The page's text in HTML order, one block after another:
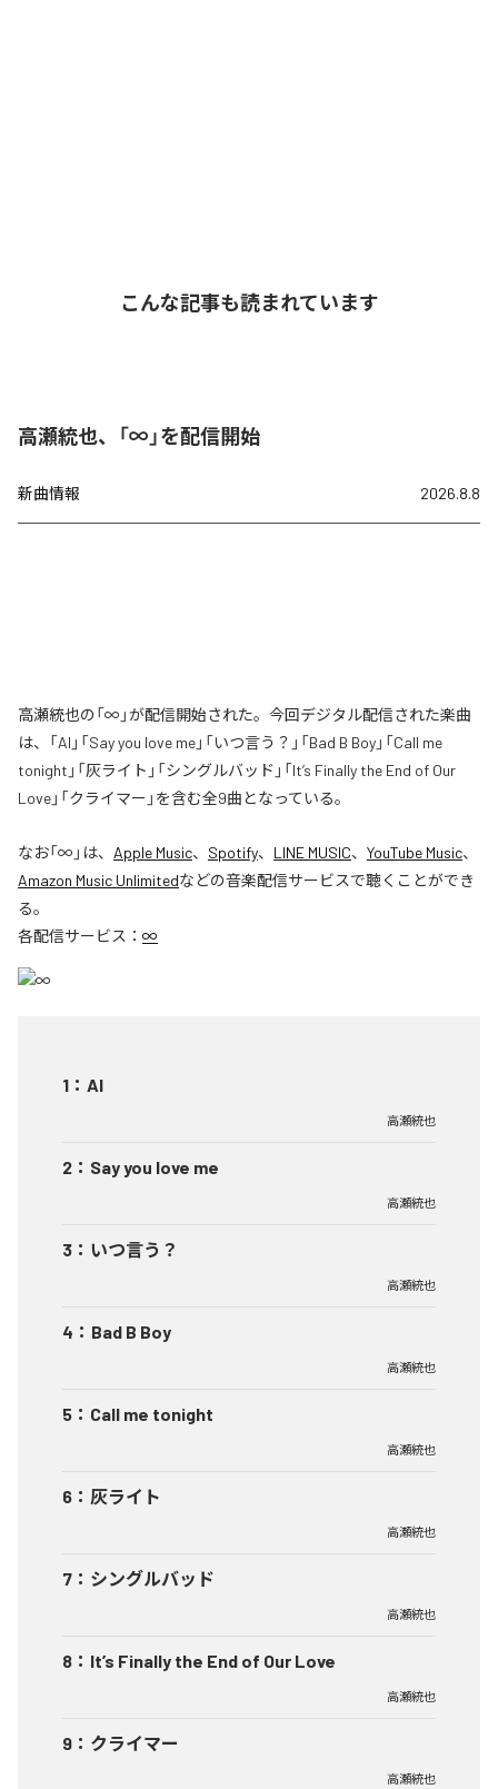
こんな記事も読まれています
高瀬統也、「∞」を配信開始
新曲情報 2026.8.8
高瀬統也の「∞」が配信開始された。今回デジタル配信された楽曲
は、「AI」「Say you love me」「いつ言う？」「Bad B Boy」「Call me
tonight」「灰ライト」「シングルバッド」「It’s Finally the End of Our
Love」「クライマー」を含む全9曲となっている。
なお「∞ 」は、 Apple Music、 Spotify、 LINE MUSIC、 YouTube Music、
Amazon Music Unlimitedなどの音楽配信サービスで聴くことができ
る。
各配信サービス： ∞
1 ： AI
高瀬統也
2 ： Say you love me
高瀬統也
3 ： いつ言う？
高瀬統也
4 ： Bad B Boy
高瀬統也
5 ： Call me tonight
高瀬統也
6 ： 灰ライト
高瀬統也
7 ： シングルバッド
高瀬統也
8 ： It’s Finally the End of Our Love
高瀬統也
9 ： クライマー
高瀬統也